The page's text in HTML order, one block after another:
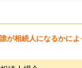
が相続人になるかによ